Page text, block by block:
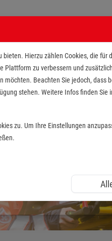
Hierzu zählen Cookies, die für
Plattform zu verbessern und
möchten. Beachten Sie jedoch, dass
stehen. Weitere Infos finden Sie
zu. Um Ihre Einstellungen